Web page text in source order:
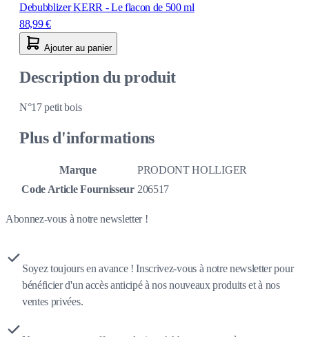
Debubblizer KERR - Le flacon de 500 ml
88,99 €
Ajouter au panier
Description du produit
N°17 petit bois
Plus d'informations
Marque
PRODONT HOLLIGER
Code Article Fournisseur 206517
Abonnez-vous à notre newsletter !
Soyez toujours en avance ! Inscrivez-vous à notre newsletter pour
bénéficier d'un accès anticipé à nos nouveaux produits et à nos
ventes privées.